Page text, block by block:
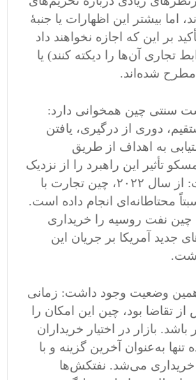
اما بیشتر این اظهارات یا جنبهٔ
بر این که اجازه نخواهند داد
تجاری آن‌ها را دیکته کنند) یا
شده‌اند.
سنتی چین همخوانی دارد:
دوری از درگیری، یافتن
به اهداف از طریق
تأثیر این راهبرد را از نزدیک
احساس کرده است: از سال ۲۰۲۲، چین تجارت با
محتاطانه‌ای انجام داده است.
چین نفت روسیه را خریداری
جدید آمریکا بر جریان این
همین وضعیت وجود داشت: زمانی
تقاضا بود، چین این امکان را
بازار در اختیار خریداران
به‌عنوان آخرین گزینه و با
می‌شد. نفتکش‌ها